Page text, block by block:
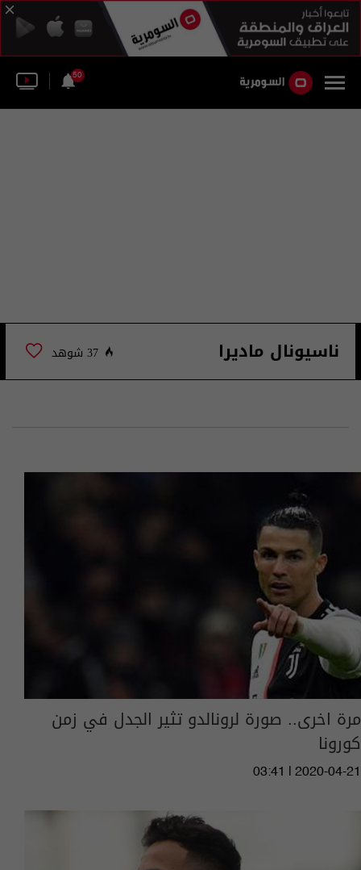
50
ناسيونال ماديرا 37 شوهد
مرة اخرى.. صورة لرونالدو تثير الجدل في زمن
كورونا
03:41 | 2020-04-21